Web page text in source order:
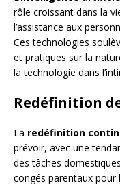
rôle croissant dans la
l’assistance aux
Ces technologies
et pratiques sur la
la technologie dans
Redéfinition
La redéfinition
prévoir, avec une
des tâches
congés parentaux pour